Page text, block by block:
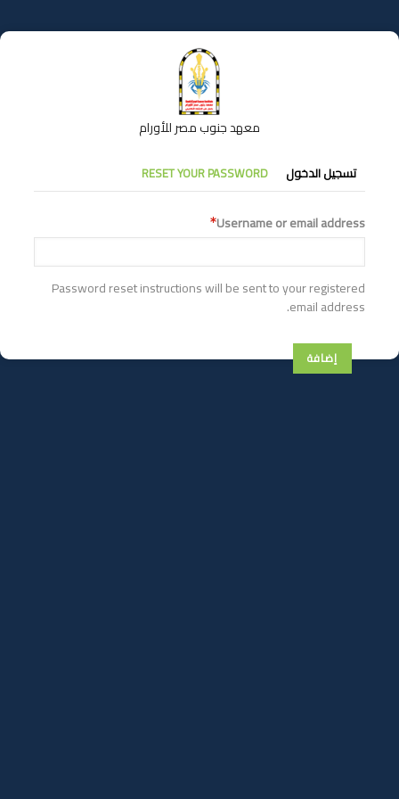
إلى
المحتوى
معهد جنوب مصر للأورام
التبويبات
الأساسية
تسجيل الدخول RESET YOUR PASSWORD
Username or email address
Password reset instructions will be sent to your registered
email address.